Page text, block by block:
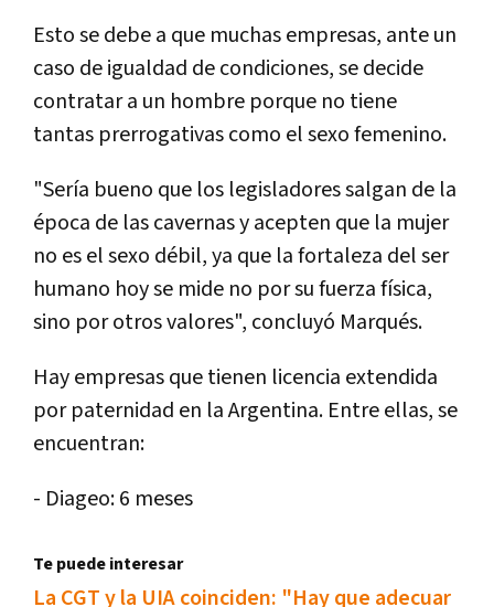
Esto se debe a que muchas empresas, ante un
caso de igualdad de condiciones, se decide
contratar a un hombre porque no tiene
tantas prerrogativas como el sexo femenino.
"Sería bueno que los legisladores salgan de la
época de las cavernas y acepten que la mujer
no es el sexo débil, ya que la fortaleza del ser
humano hoy se mide no por su fuerza física,
sino por otros valores", concluyó Marqués.
Hay empresas que tienen licencia extendida
por paternidad en la Argentina. Entre ellas, se
encuentran:
- Diageo: 6 meses
Te puede interesar
La CGT y la UIA coinciden: "Hay que adecuar